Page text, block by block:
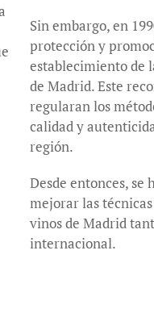
Sin embargo, en
protección y
establecimiento de
de Madrid. Este
regularan los
calidad y
región.
Desde entonces,
mejorar las
vinos de Madrid
internacional.